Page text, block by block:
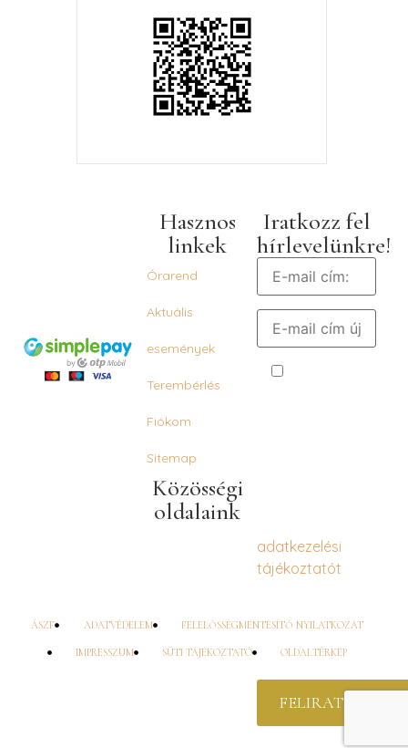
Hasznos
linkek
Órarend
Aktuális
események
Terembérlés
Fiókom
Sitemap
Közösségi
oldalaink
Iratkozz fel
hírlevelünkre!
adatkezelési
tájékoztatót
visszavonásig
érvényes.
ÁSZF ADATVÉDELEM FELELŐSSÉGMENTESÍTŐ NYILATKOZAT
IMPRESSZUM SÜTI TÁJÉKOZTATÓ OLDALTÉRKÉP